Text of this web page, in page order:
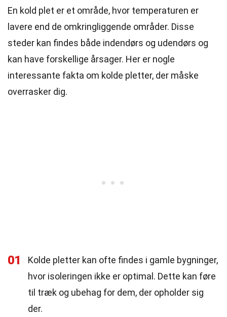
En kold plet er et område, hvor temperaturen er
lavere end de omkringliggende områder. Disse
steder kan findes både indendørs og udendørs og
kan have forskellige årsager. Her er nogle
interessante fakta om kolde pletter, der måske
overrasker dig.
01
Kolde pletter kan ofte findes i gamle bygninger,
hvor isoleringen ikke er optimal. Dette kan føre
til træk og ubehag for dem, der opholder sig
der.